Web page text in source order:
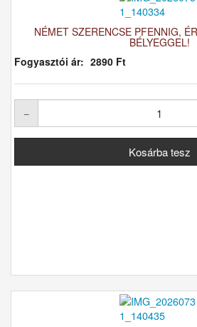
NÉMET SZERENCSE PFENNIG,
BÉLYEGGEL!
Fogyasztói ár: 2890 Ft